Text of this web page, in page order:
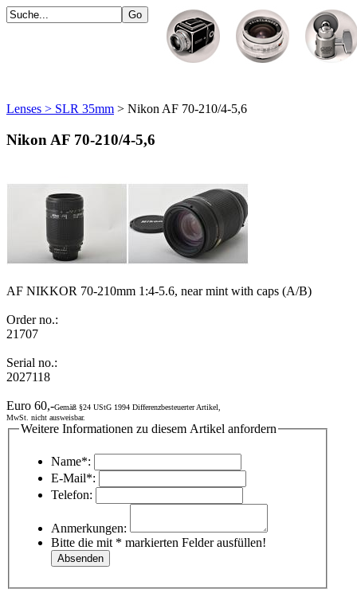
Lenses > SLR 35mm > Nikon AF 70-210/4-5,6
Nikon AF 70-210/4-5,6
AF NIKKOR 70-210mm 1:4-5.6, near mint with caps (A/B)
Order no.:
21707
Serial no.:
2027118
Euro 60,-Gemäß §24 UStG 1994 Differenzbesteuerter Artikel,
MwSt. nicht ausweisbar.
Weitere Informationen zu diesem Artikel anfordern
Name*:
E-Mail*:
Telefon:
Anmerkungen:
Bitte die mit * markierten Felder ausfüllen!